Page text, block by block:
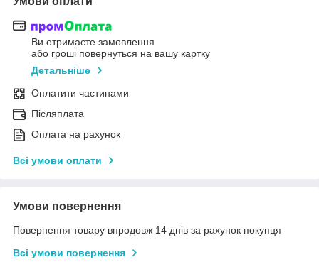
Ви отримаєте замовлення
або гроші повернуться на вашу картку
Детальніше
Оплатити частинами
Післяплата
Оплата на рахунок
Всі умови оплати
Умови повернення
Повернення товару впродовж 14 днів за рахунок покупця
Всі умови повернення